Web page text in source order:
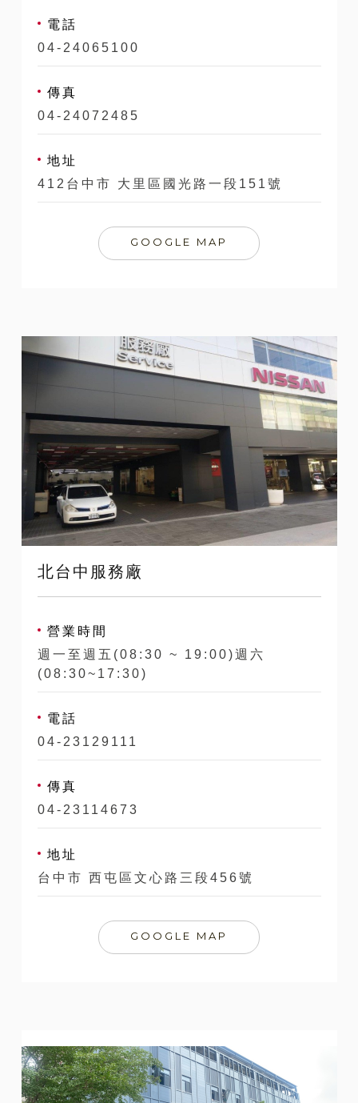
電話
04-24065100
傳真
04-24072485
地址
412台中市 大里區國光路一段151號
GOOGLE MAP
北台中服務廠
營業時間
週一至週五(08:30 ~ 19:00)週六
(08:30~17:30)
電話
04-23129111
傳真
04-23114673
地址
台中市 西屯區文心路三段456號
GOOGLE MAP